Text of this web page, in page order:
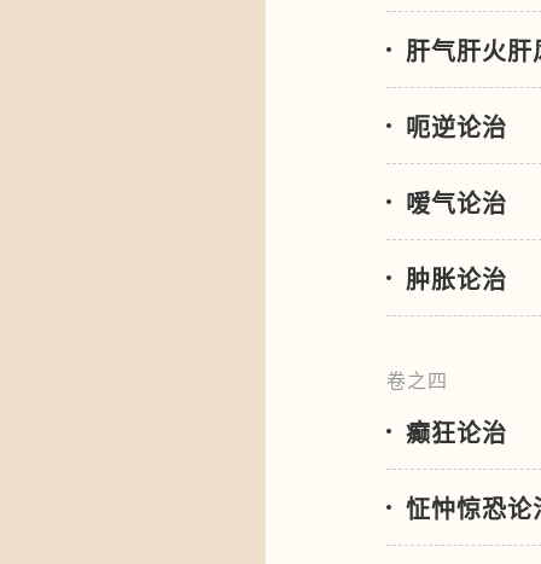
肝气肝火肝
呃逆论治
嗳气论治
肿胀论治
卷之四
癫狂论治
怔忡惊恐论